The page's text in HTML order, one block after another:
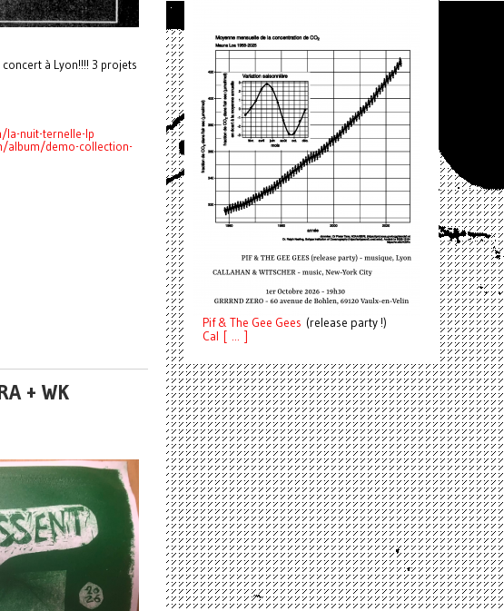
à Lyon!!!! 3 projets
la-nuit-ternelle-lp
album/demo-collection-
+ WK
Pif& The Gee Gees (release party !)
Cal [ ... ]